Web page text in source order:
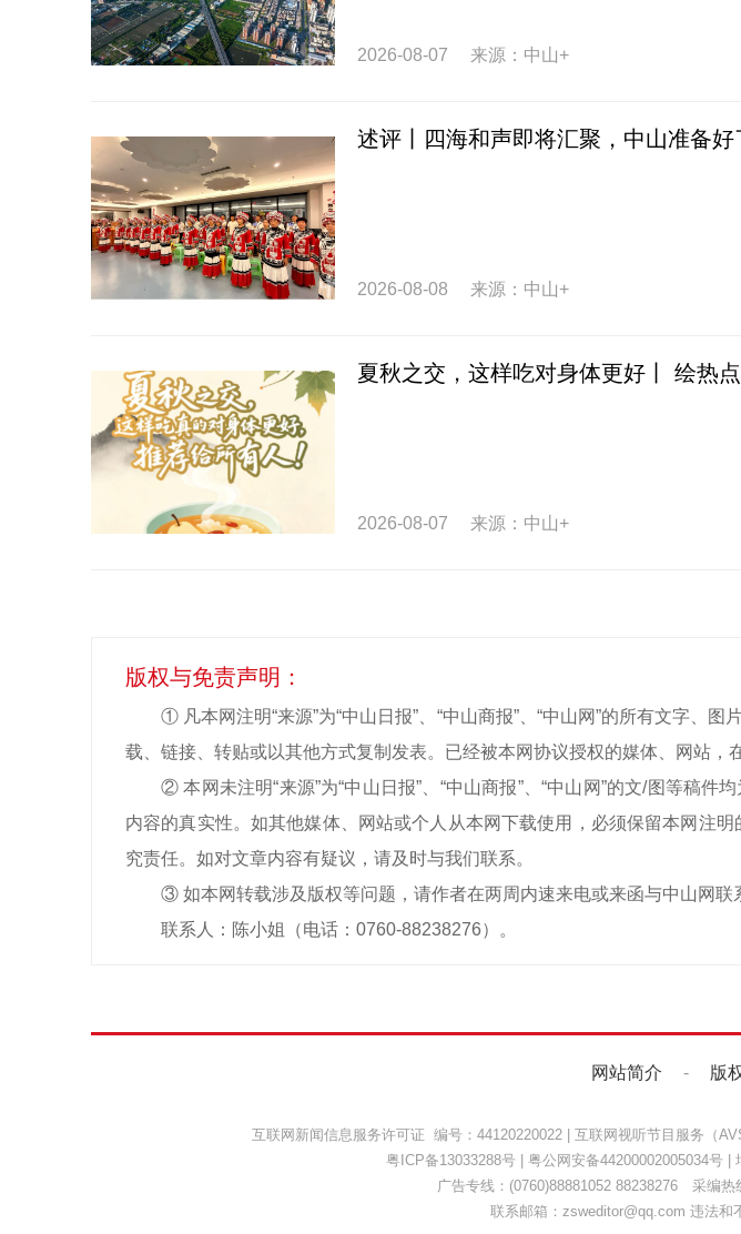
2026-08-07 来源：中山+
述评丨四海和声即将汇聚，中山准备好
2026-08-08 来源：中山+
夏秋之交，这样吃对身体更好丨 绘热点
2026-08-07 来源：中山+
版权与免责声明：
① 凡本网注明“来源”为“中山日报”、“中山商报”、“中山网”的所有文字、
载、链接、转贴或以其他方式复制发表。已经被本网协议授权的媒体、网站，
② 本网未注明“来源”为“中山日报”、“中山商报”、“中山网”的文/图等稿
内容的真实性。如其他媒体、网站或个人从本网下载使用，必须保留本网注
究责任。如对文章内容有疑议，请及时与我们联系。
③ 如本网转载涉及版权等问题，请作者在两周内速来电或来函与中山网联
联系人：陈小姐（电话：0760-88238276）。
网站简介 - 版
互联网新闻信息服务许可证 编号：44120220022 | 互联网视听节目服务（
粤ICP备13033288号| 粤公网安备44200002005034号|
广告专线：(0760)88881052 88238276 采编
联系邮箱：zsweditor@qq.com 违法和